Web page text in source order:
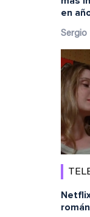
en
Sergio